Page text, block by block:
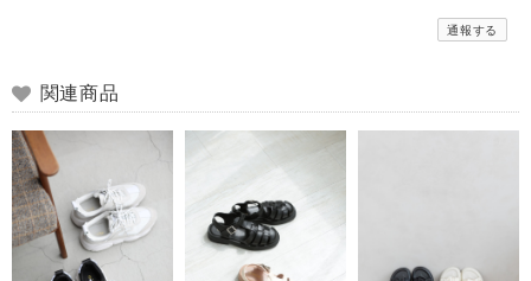
通報する
関連商品